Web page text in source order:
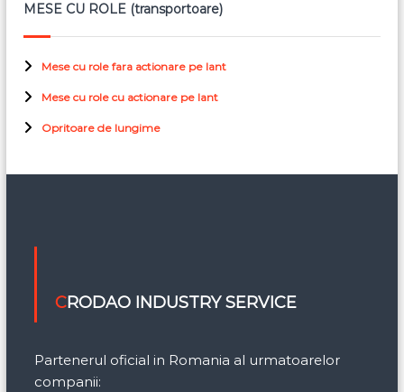
MESE CU ROLE (transportoare)
Mese cu role fara actionare pe lant
Mese cu role cu actionare pe lant
Opritoare de lungime
CRODAO INDUSTRY SERVICE
Partenerul oficial in Romania al urmatoarelor
companii: